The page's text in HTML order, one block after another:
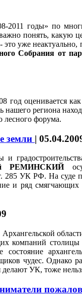
2011 годы» по
понять, какую
уже
Собрания от
год оценивается
региона
лесного форума.
земли |
и
РЕМИНСКИЙ
УК РФ. На суде
и ряд смягчающих
Архангельской
компаний
состояние
чудес. Однако
делают УК, тоже